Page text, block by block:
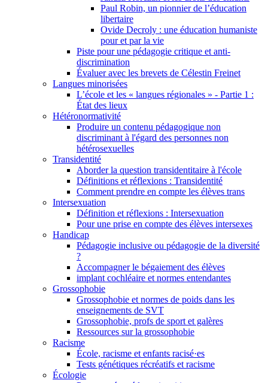
Paul Robin, un pionnier de l’éducation
libertaire
Ovide Decroly : une éducation humaniste
pour et par la vie
Piste pour une pédagogie critique et anti-
discrimination
Évaluer avec les brevets de Célestin Freinet
Langues minorisées
L’école et les « langues régionales » - Partie 1 :
État des lieux
Hétéronormativité
Produire un contenu pédagogique non
discriminant à l'égard des personnes non
hétérosexuelles
Transidentité
Aborder la question transidentitaire à l'école
Définitions et réflexions : Transidentité
Comment prendre en compte les élèves trans
Intersexuation
Définition et réflexions : Intersexuation
Pour une prise en compte des élèves intersexes
Handicap
Pédagogie inclusive ou pédagogie de la diversité
?
Accompagner le bégaiement des élèves
implant cochléaire et normes entendantes
Grossophobie
Grossophobie et normes de poids dans les
enseignements de SVT
Grossophobie, profs de sport et galères
Ressources sur la grossophobie
Racisme
École, racisme et enfants racisé·es
Tests génétiques récréatifs et racisme
Écologie